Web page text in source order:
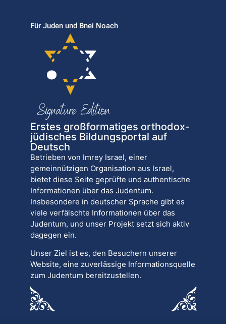
Für Juden und Bnei Noach
Erstes großformatiges orthodox-
jüdisches Bildungsportal auf
Deutsch
Betrieben von Imrey Israel, einer
gemeinnützigen Organisation aus Israel,
bietet diese Seite geprüfte und authentische
Informationen über das Judentum.
Insbesondere in deutscher Sprache gibt es
viele verfälschte Informationen über das
Judentum, und unser Projekt setzt sich aktiv
dagegen ein.
Unser Ziel ist es, den Besuchern unserer
Website, eine zuverlässige Informationsquelle
zum Judentum bereitzustellen.